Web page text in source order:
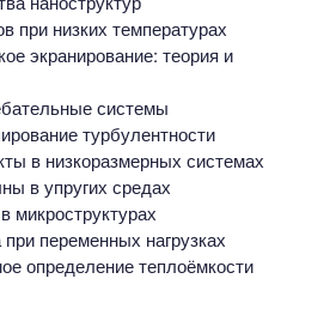
при низких температурах
экранирование: теория и
системы
турбулентности
в низкоразмерных системах
в упругих средах
микроструктурах
переменных нагрузках
определение теплоёмкости